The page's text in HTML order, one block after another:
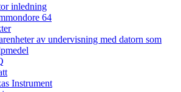
inledning
64
av undervisning med datorn som
Instrument